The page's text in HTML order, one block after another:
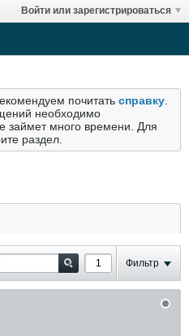
Войти или зарегистрироваться
почитать справку
необходимо
займет много времени. Для
раздел.
Фильтр